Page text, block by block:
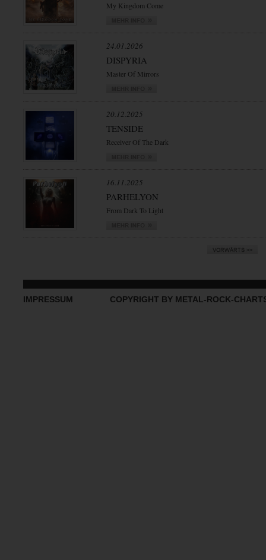
My Kingdom Come
24.01.2026
DISPYRIA
Master Of Mirrors
20.12.2025
TENSIDE
Receiver Of The Dark
16.11.2025
PARHELYON
From Dark To Light
IMPRESSUM COPYRIGHT BY METAL-ROCK-